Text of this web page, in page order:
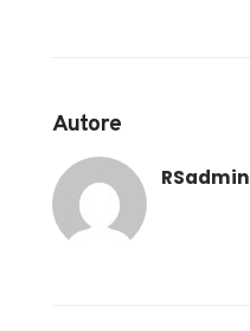
Autore
RSadmin